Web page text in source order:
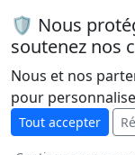
🛡️ Nous
soutenez nos
Nous et nos
pour
Tout accepter